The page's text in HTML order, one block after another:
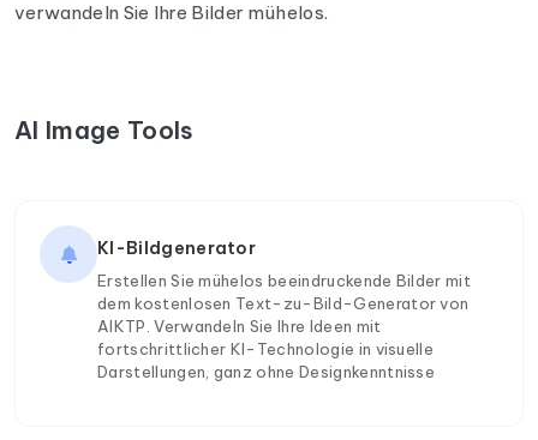
verwandeln Sie Ihre Bilder mühelos.
AI Image Tools
KI-Bildgenerator
Erstellen Sie mühelos beeindruckende Bilder mit
dem kostenlosen Text-zu-Bild-Generator von
AIKTP. Verwandeln Sie Ihre Ideen mit
fortschrittlicher KI-Technologie in visuelle
Darstellungen, ganz ohne Designkenntnisse